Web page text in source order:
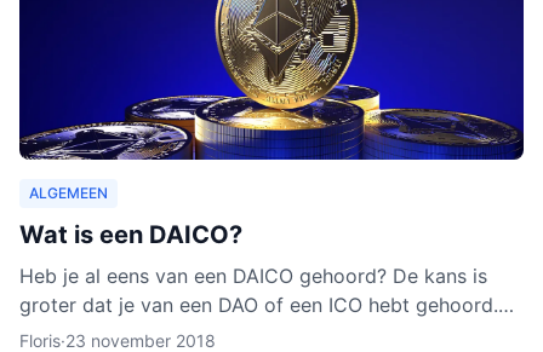
ALGEMEEN
Wat is een DAICO?
Heb je al eens van een DAICO gehoord? De kans is
groter dat je van een DAO of een ICO hebt gehoord.
Hoewel het concept van DAICO nog nooit is ingezet,
Floris·23 november 2018